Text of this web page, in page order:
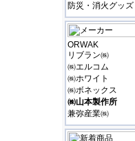
防災・消火グッズ
ORWAK
リブラン㈱
㈱エルコム
㈱ホワイト
㈱ボネックス
㈱山本製作所
兼弥産業㈱